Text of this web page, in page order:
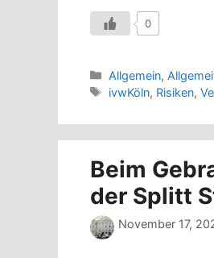
0
Kategorien
Allgemein,
Schlagwörter
ivwKöln, Risiken,
Beim
der Splitt
November 17,